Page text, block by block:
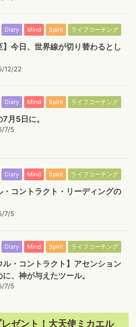
Diary Mind Spirit ライフコーチング
】今日、世界線が切り替わるとし
12/22
Diary Mind Spirit ライフコーチング
月5日に。
7/5
Diary Mind Spirit ライフコーチング
・コントラクト・リーディングの
7/5
Diary Mind Spirit ライフコーチング
ル・コントラクト】アセンション
、神が与えたツール。
7/5
ゼント！大天使ミカエル